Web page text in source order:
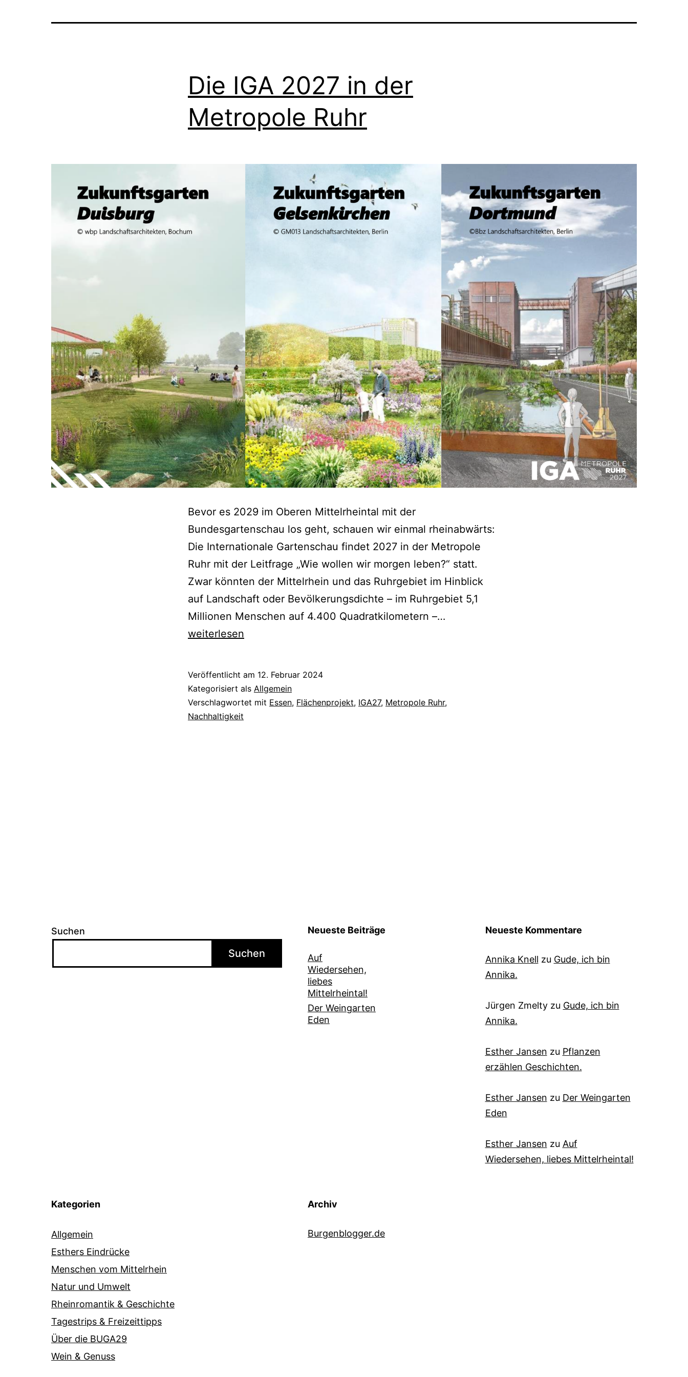
Die IGA 2027 in der
Metropole Ruhr
Bevor es 2029 im Oberen Mittelrheintal mit der
Bundesgartenschau los geht, schauen wir einmal rheinabwärts:
Die Internationale Gartenschau findet 2027 in der Metropole
Ruhr mit der Leitfrage „Wie wollen wir morgen leben?“ statt.
Zwar könnten der Mittelrhein und das Ruhrgebiet im Hinblick
auf Landschaft oder Bevölkerungsdichte – im Ruhrgebiet 5,1
Millionen Menschen auf 4.400 Quadratkilometern –…
Metropole
weiterlesen
Veröffentlicht am 12. Februar 2024
Kategorisiert als Allgemein
Verschlagwortet mit Essen, Flächenprojekt, IGA27, Metropole Ruhr,
Nachhaltigkeit
Suchen
Suchen
Neueste Beiträge
Auf
Wiedersehen,
liebes
Mittelrheintal!
Der Weingarten
Eden
Neueste Kommentare
Annika Knell zu Gude, ich bin
Annika.
Jürgen Zmeltyzu Gude, ich bin
Annika.
Esther Jansen zu Pflanzen
erzählen Geschichten.
Esther Jansen zu Der Weingarten
Eden
Esther Jansen zu Auf
Wiedersehen, liebes Mittelrheintal!
Kategorien
Allgemein
Esthers Eindrücke
Menschen vom Mittelrhein
Natur und Umwelt
Rheinromantik & Geschichte
Tagestrips & Freizeittipps
Über die BUGA29
Wein & Genuss
Archiv
Burgenblogger.de